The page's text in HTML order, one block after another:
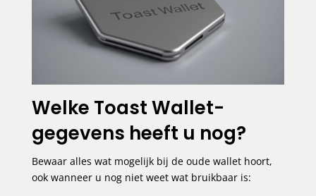
Welke Toast Wallet-
gegevens heeft u nog?
Bewaar alles wat mogelijk bij de oude wallet hoort,
ook wanneer u nog niet weet wat bruikbaar is: